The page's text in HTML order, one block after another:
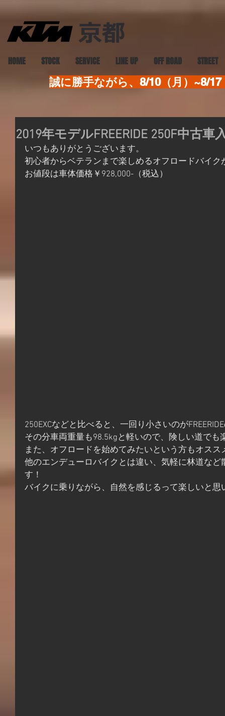
HOME STOCK SERVICE LINE UP OFF ROAD STREET
誠に勝手ながら、8/10（月）~8/
2019年モデルFREERIDE 250F中古車
いつもありがとうございます。
初心者からベテランまで楽しめるオフロードバイク
お値段は車体価格￥928,000-（税込）
250EXCなどと比べると、一回り小さいのが
その分車両重量も98.5kgと軽いので、険しい道でも
また、オフロードを始めてみたいという方もオスス
他のエンデューロバイクとは違い、気軽に林道な
す！
バイクに乗りながら、自然を感じるって楽しいと思